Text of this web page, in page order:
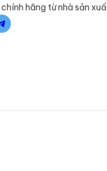
hãng từ nhà sản